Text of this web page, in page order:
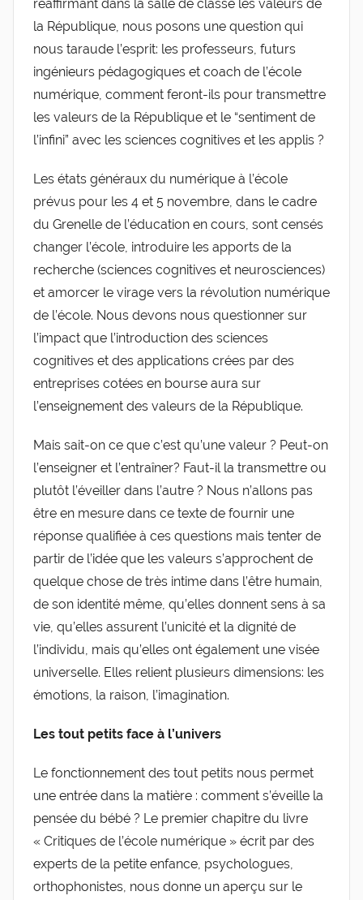
réaffirmant dans la salle de classe les valeurs de
la République, nous posons une question qui
nous taraude l’esprit: les professeurs, futurs
ingénieurs pédagogiques et coach de l’école
numérique, comment feront-ils pour transmettre
les valeurs de la République et le “sentiment de
l’infini” avec les sciences cognitives et les applis ?
Les états généraux du numérique à l’école
prévus pour les 4 et 5 novembre, dans le cadre
du Grenelle de l’éducation en cours, sont censés
changer l’école, introduire les apports de la
recherche (sciences cognitives et neurosciences)
et amorcer le virage vers la révolution numérique
de l’école. Nous devons nous questionner sur
l’impact que l’introduction des sciences
cognitives et des applications crées par des
entreprises cotées en bourse aura sur
l’enseignement des valeurs de la République.
Mais sait-on ce que c’est qu’une valeur ? Peut-on
l’enseigner et l’entraîner? Faut-il la transmettre ou
plutôt l’éveiller dans l’autre ? Nous n’allons pas
être en mesure dans ce texte de fournir une
réponse qualifiée à ces questions mais tenter de
partir de l’idée que les valeurs s’approchent de
quelque chose de très intime dans l’être humain,
de son identité même, qu’elles donnent sens à sa
vie, qu’elles assurent l’unicité et la dignité de
l’individu, mais qu’elles ont également une visée
universelle. Elles relient plusieurs dimensions: les
émotions, la raison, l’imagination.
Les tout petits face à l’univers
Le fonctionnement des tout petits nous permet
une entrée dans la matière : comment s’éveille la
pensée du bébé ? Le premier chapitre du livre
« Critiques de l’école numérique » écrit par des
experts de la petite enfance, psychologues,
orthophonistes, nous donne un aperçu sur le